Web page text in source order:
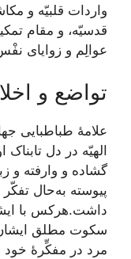
واردات قلبیّه و
قدسیّه، و مقام
عوالِم و زوایای
تواضع و
علامۀ طباطبایی
الهیّه در دل
گشاده و وارفته
پیوسته به‌حال
داشت.هرکس با
سکوت مطلق
مرد در مفکِّرۀ خود